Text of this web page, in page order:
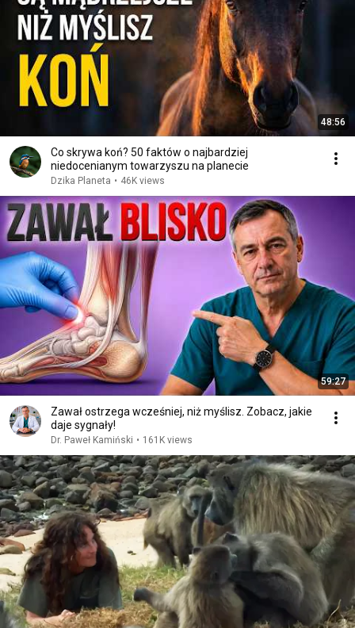
48:56
Co skrywa koń? 50 faktów o najbardziej
niedocenianym towarzyszu na planecie
Dzika Planeta • 46K views
59:27
Zawał ostrzega wcześniej, niż myślisz. Zobacz, jakie
daje sygnały!
Dr. Paweł Kamiński • 161K views